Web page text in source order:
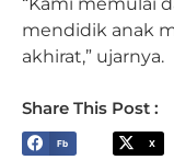
mendidik anak
akhirat,” ujarnya.
Share This Post :
Fb X